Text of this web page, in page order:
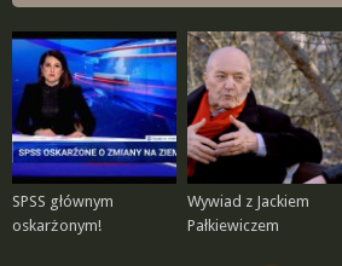
SPSS głównym
oskarżonym!
Wywiad z Jackiem
Pałkiewiczem